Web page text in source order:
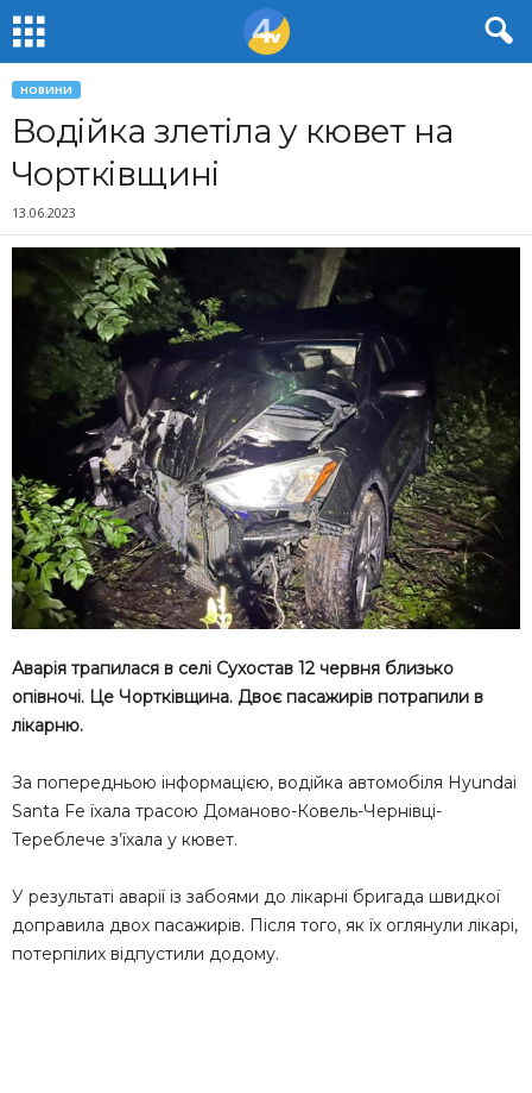
НОВИНИ
Водійка злетіла у кювет на
Чортківщині
13.06.2023
Аварія трапилася в селі Сухостав 12 червня близько
опівночі. Це Чортківщина. Двоє пасажирів потрапили в
лікарню.
За попередньою інформацією, водійка автомобіля Hyundai
Santa Fe їхала трасою Доманово-Ковель-Чернівці-
Тереблече з’їхала у кювет.
У результаті аварії із забоями до лікарні бригада швидкої
доправила двох пасажирів. Після того, як їх оглянули лікарі,
потерпілих відпустили додому.